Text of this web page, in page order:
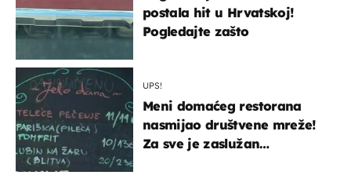
postala hit u Hrvatskoj!
Pogledajte zašto
UPS!
Meni domaćeg restorana
nasmijao društvene mreže!
Za sve je zaslužan